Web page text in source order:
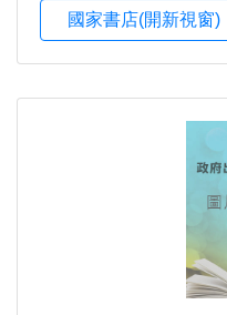
國家書店(開新視窗)